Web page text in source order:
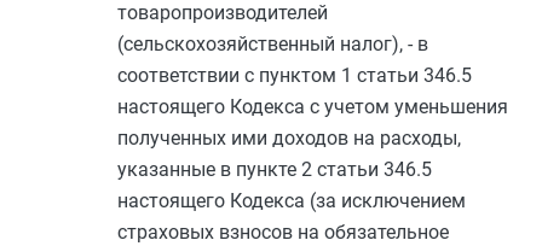
товаропроизводителей
(сельскохозяйственный налог), - в
соответствии с пунктом 1 статьи 346.5
настоящего Кодекса с учетом уменьшения
полученных ими доходов на расходы,
указанные в пункте 2 статьи 346.5
настоящего Кодекса (за исключением
страховых взносов на обязательное